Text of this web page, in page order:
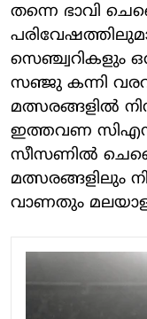
തന്നെ ഭാവി
സെഞ്ച്വറികളും
സഞ്ജു കന്നി
മത്സരങ്ങളിൽ
ഇത്തവണ
സീസണിൽ
മത്സരങ്ങളിലും
വാണതും